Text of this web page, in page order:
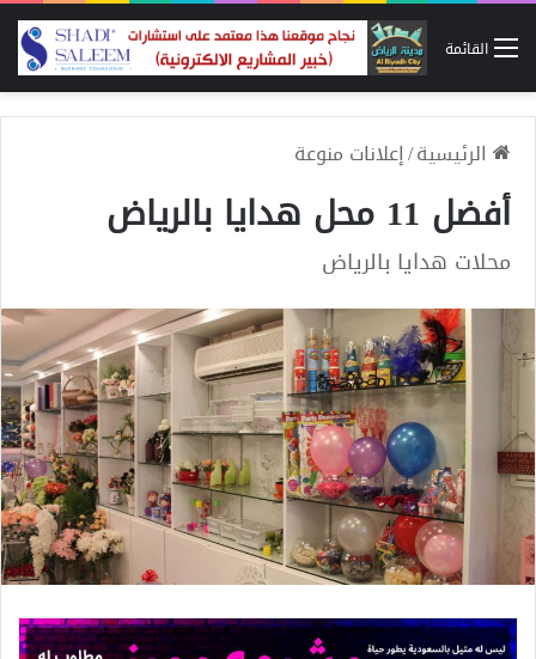
القائمة
الرئيسية/إعلانات منوعة
أفضل 11 محل هدايا بالرياض
محلات هدايا بالرياض